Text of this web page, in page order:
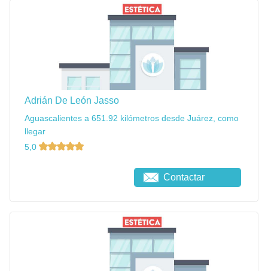
Adrián De León Jasso
Aguascalientes a 651.92 kilómetros desde Juárez, como
llegar
5,0
Contactar